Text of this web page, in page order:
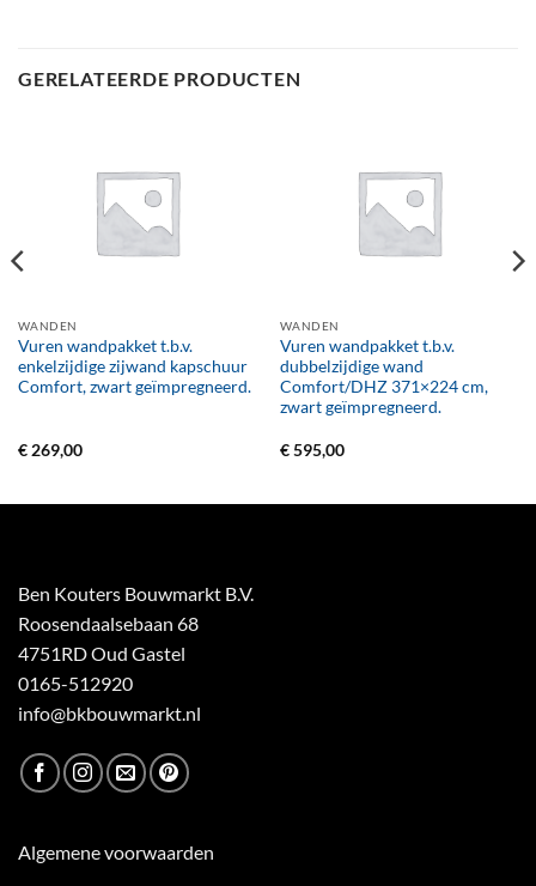
GERELATEERDE PRODUCTEN
WANDEN
Vuren wandpakket t.b.v.
enkelzijdige zijwand kapschuur
Comfort, zwart geïmpregneerd.
€269,00
WANDEN
Vuren wandpakket t.b.v.
dubbelzijdige wand
Comfort/DHZ 371×224 cm,
zwart geïmpregneerd.
€595,00
Ben Kouters Bouwmarkt B.V.
Roosendaalsebaan 68
4751RD Oud Gastel
0165-512920
info@bkbouwmarkt.nl
Algemene voorwaarden